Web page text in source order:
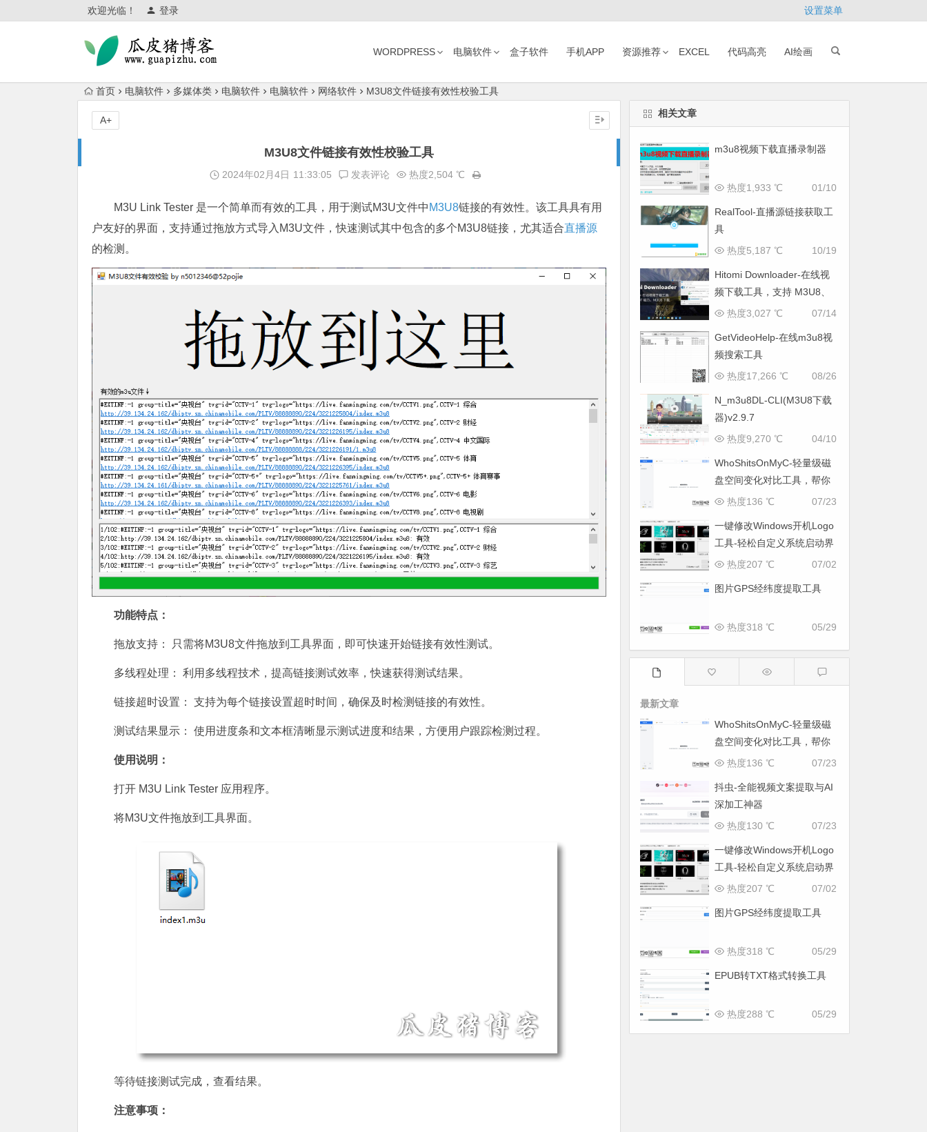
欢迎光临！ 登录 设置菜单
WORDPRESS 电脑软件 盒子软件 手机APP 资源推荐 EXCEL 代码高亮 AI绘画
首页 电脑软件 多媒体类 电脑软件 电脑软件 网络软件 M3U8文件链接有效性校验工具
M3U8文件链接有效性校验工具
2024年02月4日 11:33:05 发表评论 热度2,504 ℃
M3U Link Tester 是一个简单而有效的工具，用于测试M3U文件中 M3U8链接的有效性。该工具具有用
户友好的界面，支持通过拖放方式导入M3U文件，快速测试其中包含的多个M3U8链接，尤其适合直播源
的检测。
功能特点：
拖放支持： 只需将M3U8文件拖放到工具界面，即可快速开始链接有效性测试。
多线程处理： 利用多线程技术，提高链接测试效率，快速获得测试结果。
链接超时设置： 支持为每个链接设置超时时间，确保及时检测链接的有效性。
测试结果显示： 使用进度条和文本框清晰显示测试进度和结果，方便用户跟踪检测过程。
使用说明：
打开 M3U Link Tester 应用程序。
将M3U文件拖放到工具界面。
等待链接测试完成，查看结果。
注意事项：
A+
相关文章
m3u8视频下载直播录制器
01/10
热度1,933 ℃
RealTool-直播源链接获取工
具
10/19
热度5,187 ℃
Hitomi Downloader-在线视
频下载工具，支持 M3U8、
BT 种子和磁力链接
07/14
热度3,027 ℃
GetVideoHelp-在线m3u8视
频搜索工具
08/26
热度17,266 ℃
N_m3u8DL-CLI(M3U8下载
器)v2.9.7
04/10
热度9,270 ℃
WhoShitsOnMyC-轻量级磁
盘空间变化对比工具，帮你
找出“吃掉”空间的罪魁祸首
07/23
热度136 ℃
一键修改Windows开机Logo
工具-轻松自定义系统启动界
面
07/02
热度207 ℃
图片GPS经纬度提取工具
05/29
热度318 ℃
最新文章
WhoShitsOnMyC-轻量级磁
盘空间变化对比工具，帮你
找出“吃掉”空间的罪魁祸首
07/23
热度136 ℃
抖虫-全能视频文案提取与AI
深加工神器
07/23
热度130 ℃
一键修改Windows开机Logo
工具-轻松自定义系统启动界
面
07/02
热度207 ℃
图片GPS经纬度提取工具
05/29
热度318 ℃
EPUB转TXT格式转换工具
05/29
热度288 ℃